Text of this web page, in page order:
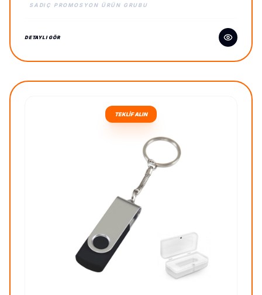
SADIÇ PROMOSYON ÜRÜN GRUBU
DETAYLI GÖR
TEKLİF ALIN